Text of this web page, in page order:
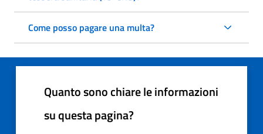
Come posso pagare una multa?
Quanto sono chiare le informazioni
su questa pagina?